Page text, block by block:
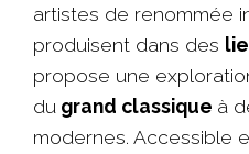
artistes de renommée
produisent dans des
propose une
du grand classique à
modernes. Accessible